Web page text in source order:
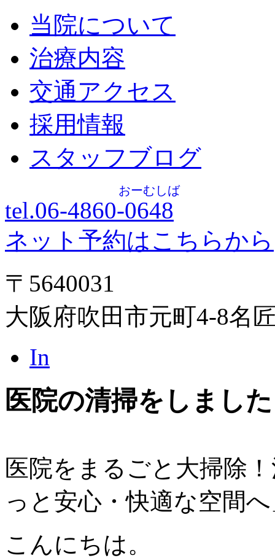
当院について
治療内容
交通アクセス
採用情報
スタッフブログ
tel.06-4860-0648
おーむしば
ネット予約はこちらから
〒5640031
大阪府吹田市元町4-8名
In
医院の清掃をしまし
医院をまるごと大掃除
っと安心・快適な空間
こんにちは。